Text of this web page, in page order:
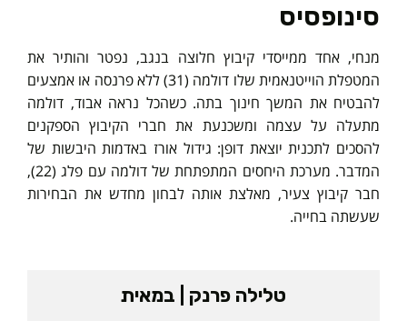
סינופסיס
מנחי, אחד ממייסדי קיבוץ חלוצה בנגב, נפטר והותיר את
המטפלת הוייטנאמית שלו דולמה (31) ללא פרנסה או אמצעים
להבטיח את המשך חינוך בתה. כשהכל נראה אבוד, דולמה
מתעלה על עצמה ומשכנעת את חברי הקיבוץ הספקנים
להסכים לתכנית יוצאת דופן: גידול אורז באדמות היבשות של
המדבר. מערכת היחסים המתפתחת של דולמה עם פלג (22),
חבר קיבוץ צעיר, מאלצת אותה לבחון מחדש את הבחירות
שעשתה בחייה.
טלילה פרנק | במאית